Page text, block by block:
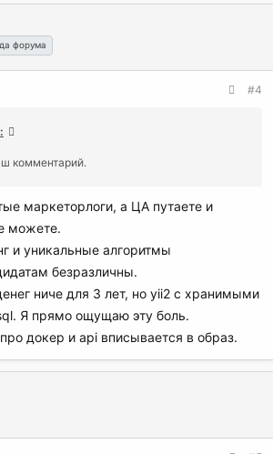
форума
#4
комментарий.
маркеторлоги, а ЦА путаете и
можете.
и уникальные алгоритмы
безразличны.
ниче для 3 лет, но yii2 с хранимыми
Я прямо ощущаю эту боль.
докер и api вписывается в образ.